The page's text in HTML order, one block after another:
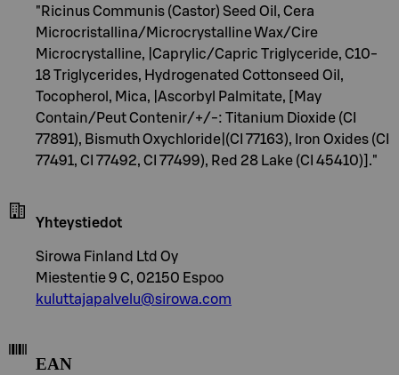
"Ricinus Communis (Castor) Seed Oil, Cera
Microcristallina/Microcrystalline Wax/Cire
Microcrystalline, |Caprylic/Capric Triglyceride, C10-
18 Triglycerides, Hydrogenated Cottonseed Oil,
Tocopherol, Mica, |Ascorbyl Palmitate, [May
Contain/Peut Contenir/+/-: Titanium Dioxide (CI
77891), Bismuth Oxychloride|(CI 77163), Iron Oxides (CI
77491, CI 77492, CI 77499), Red 28 Lake (CI 45410)]."
Yhteystiedot
Sirowa Finland Ltd Oy
Miestentie 9 C, 02150 Espoo
kuluttajapalvelu@sirowa.com
EAN